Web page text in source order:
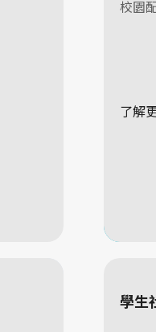
校園
了解
學生